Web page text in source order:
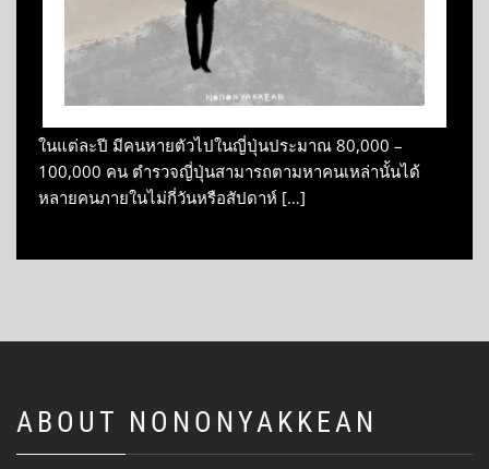
ในแต่ละปี มีคนหายตัวไปในญี่ปุ่นประมาณ 80,000 –
100,000 คน ตำรวจญี่ปุ่นสามารถตามหาคนเหล่านั้นได้
หลายคนภายในไม่กี่วันหรือสัปดาห์ […]
ABOUT NONONYAKKEAN